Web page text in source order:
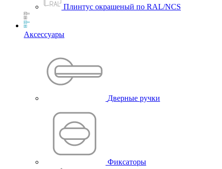
Плинтус окрашеный по RAL/NCS
Аксессуары
Дверные ручки
Фиксаторы